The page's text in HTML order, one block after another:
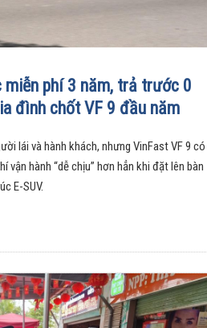
miễn phí 3 năm, trả trước 0
đình chốt VF 9 đầu năm
lái và hành khách, nhưng VinFast VF 9 có
vận hành “dễ chịu” hơn hẳn khi đặt lên bàn
E-SUV.